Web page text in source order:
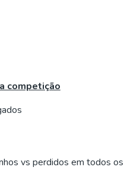
competição
vs perdidos em todos